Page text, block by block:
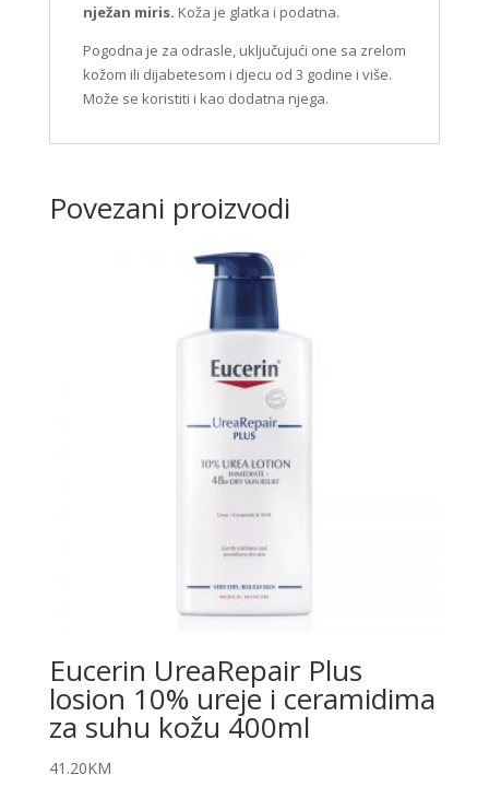
nježan miris. Koža je glatka i podatna.
Pogodna je za odrasle, uključujući one sa zrelom
kožom ili dijabetesom i djecu od 3 godine i više.
Može se koristiti i kao dodatna njega.
Povezani proizvodi
Eucerin UreaRepair Plus
losion 10% ureje i ceramidima
za suhu kožu 400ml
41.20KM